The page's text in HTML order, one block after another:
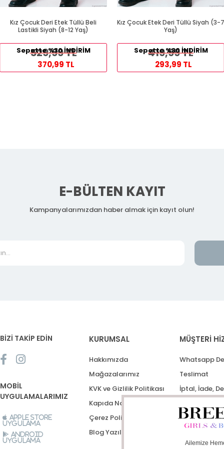
Kız Çocuk Deri Etek Tüllü Beli
Lastikli Siyah (8-12 Yaş)
529,99 TL
Sepette %30 İNDİRİM
370,99 TL
Kız Çocuk Etek Deri Tüllü Siyah (3-7
Yaş)
419,99 TL
Sepette %30 İNDİRİM
293,99 TL
E-BÜLTEN KAYIT
Kampanyalarımızdan haber almak için kayıt olun!
BİZİ TAKİP EDİN
MOBİL
UYGULAMALARIMIZ
Apple Store
Uygulama
Android
Uygulama
KURUMSAL
Hakkımızda
Mağazalarımız
KVK ve Gizlilik Politikası
Kapıda Nakit Ödeme
Çerez Politikası
Blog Yazıları
MÜŞTERİ
Whatsapp
Teslimat
İptal, İade,